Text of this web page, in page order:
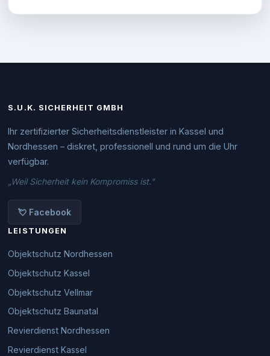
S.U.K. SICHERHEIT GMBH
Ihr zertifizierter Sicherheitsdienstleister in Kassel und
Nordhessen – diskret, professionell und rund um die Uhr
verfügbar.
„Weil Sicherheit kein Kompromiss ist."
💘 Facebook
LEISTUNGEN
Objektschutz Nordhessen
Objektschutz Kassel
Objektschutz Vellmar
Objektschutz Baunatal
Revierdienst Nordhessen
Revierdienst Kassel